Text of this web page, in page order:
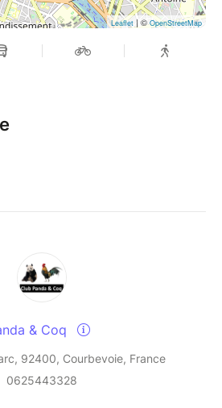
Leaflet | ©OpenStreetMap
& Coq
92400, Courbevoie, France
0625443328